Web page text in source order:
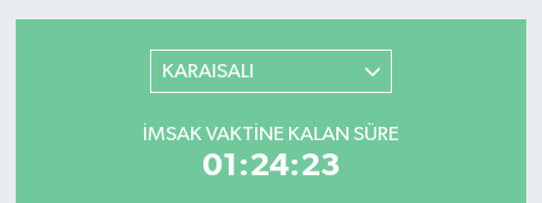
KARAISALI
İMSAK VAKTINE KALAN SÜRE
01:24:23
Ankara Trafik Yoğunluk Haritası
Süper Lig Puan Durumu ve Fikstür